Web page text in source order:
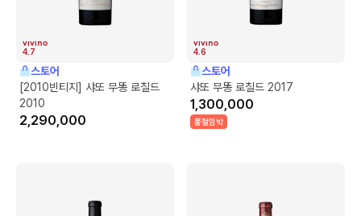
4.7
스토어
[2010빈티지] 샤또 무똥 로칠드
2010
2,290,000
4.6
스토어
샤또 무똥 로칠드 2017
1,300,000
품절임박